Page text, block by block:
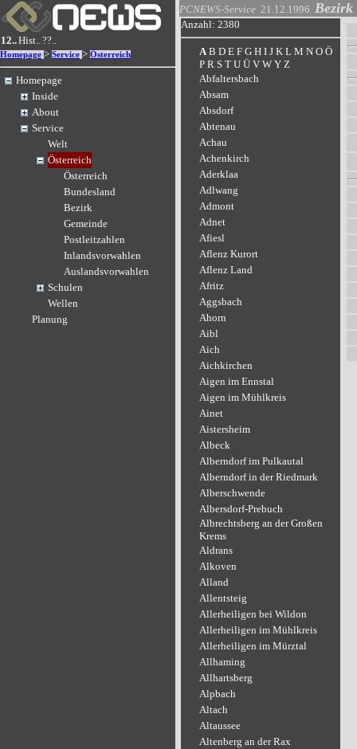
12..Hist..??..
Homepage > Service > Österreich
Homepage
Inside
About
Service
Welt
Österreich
Österreich
Bundesland
Bezirk
Gemeinde
Postleitzahlen
Inlandsvorwahlen
Auslandsvorwahlen
Schulen
Wellen
Planung
PCNEWS-Service 21.12.1996 Bezirk
Anzahl: 2380
A B D E F G H I J K L M N O Ö
P R S T U Ü V W Y Z
Abfaltersbach
Absam
Absdorf
Abtenau
Achau
Achenkirch
Aderklaa
Adlwang
Admont
Adnet
Afiesl
Aflenz Kurort
Aflenz Land
Afritz
Aggsbach
Ahorn
Aibl
Aich
Aichkirchen
Aigen im Ennstal
Aigen im Mühlkreis
Ainet
Aistersheim
Albeck
Alberndorf im Pulkautal
Alberndorf in der Riedmark
Alberschwende
Albersdorf-Prebuch
Albrechtsberg an der Großen
Krems
Aldrans
Alkoven
Alland
Allentsteig
Allerheiligen bei Wildon
Allerheiligen im Mühlkreis
Allerheiligen im Mürztal
Allhaming
Allhartsberg
Alpbach
Altach
Altaussee
Altenberg an der Rax